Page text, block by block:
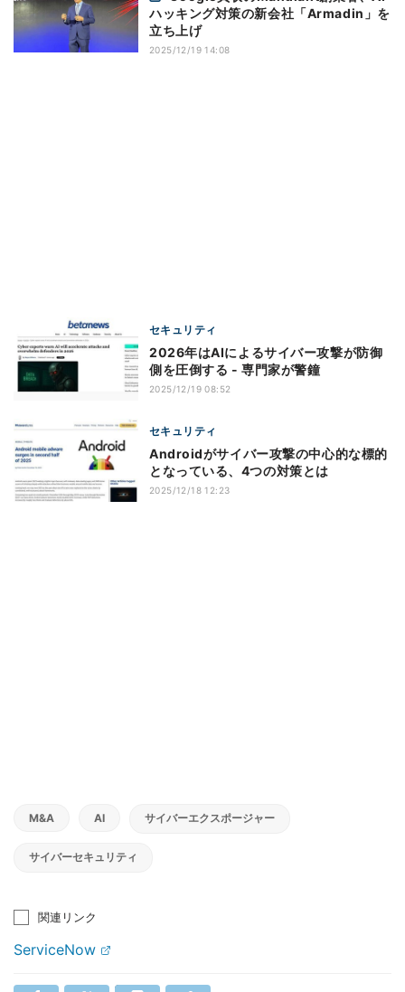
ハッキング対策の新会社「Armadin」を
立ち上げ
2025/12/19 14:08
セキュリティ
2026年はAIによるサイバー攻撃が防御
側を圧倒する - 専門家が警鐘
2025/12/19 08:52
セキュリティ
Androidがサイバー攻撃の中心的な標的
となっている、4つの対策とは
2025/12/18 12:23
M&A AI サイバーエクスポージャー
サイバーセキュリティ
関連リンク
ServiceNow